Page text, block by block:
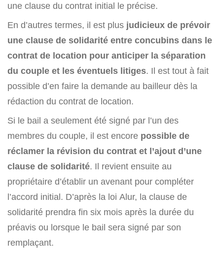
une clause du contrat initial le précise.
En d’autres termes, il est plus judicieux de prévoir
une clause de solidarité entre concubins dans le
contrat de location pour anticiper la séparation
du couple et les éventuels litiges. Il est tout à fait
possible d’en faire la demande au bailleur dès la
rédaction du contrat de location.
Si le bail a seulement été signé par l’un des
membres du couple, il est encore possible de
réclamer la révision du contrat et l’ajout d’une
clause de solidarité. Il revient ensuite au
propriétaire d’établir un avenant pour compléter
l’accord initial. D’après la loi Alur, la clause de
solidarité prendra fin six mois après la durée du
préavis ou lorsque le bail sera signé par son
remplaçant.